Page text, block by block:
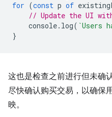
for (const p of
// Update the UI
console. log( `Users
}
这也是检查之前进行但未确
尽快确认购买交易，以确保
映。